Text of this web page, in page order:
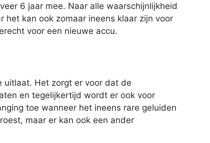
6 jaar mee. Naar alle waarschijnlijkheid
het kan ook zomaar ineens klaar zijn voor
voor een nieuwe accu.
uitlaat. Het zorgt er voor dat de
en tegelijkertijd wordt er ook voor
toe wanneer het ineens rare geluiden
maar er kan ook een ander